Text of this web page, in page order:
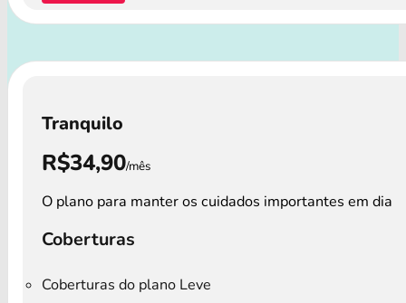
Tranquilo
R$34,90/mês
O plano para manter os cuidados importantes em dia
Coberturas
Coberturas do plano Leve